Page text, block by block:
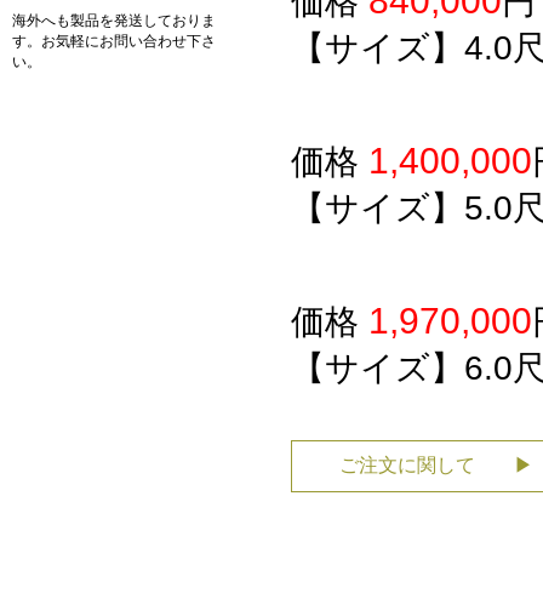
海外へも製品を発送しておりま
す。お気軽にお問い合わせ下さ
い。
【サイズ】4.0
価格 1,400,000
【サイズ】5.0
価格 1,970,000
【サイズ】6.0
ご注文に関して ▶